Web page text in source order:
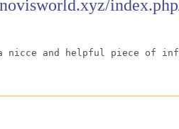
and helpful piece of